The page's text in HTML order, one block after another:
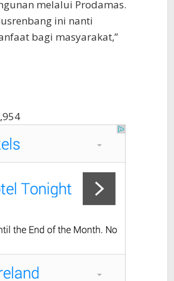
melalui Prodamas.
ini nanti
bagi masyarakat,”